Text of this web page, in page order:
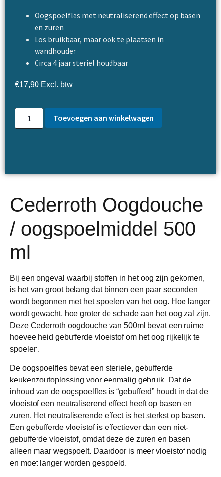
Oogspoelfles met neutraliserend effect op basen
en zuren
Los bruikbaar, maar ook te plaatsen in
wandhouder
Circa 4 jaar steriel houdbaar
€17,90 Excl. btw
Toevoegen aan winkelwagen
Cederroth Oogdouche
/ oogspoelmiddel 500
ml
Bij een ongeval waarbij stoffen in het oog zijn gekomen,
is het van groot belang dat binnen een paar seconden
wordt begonnen met het spoelen van het oog. Hoe langer
wordt gewacht, hoe groter de schade aan het oog zal zijn.
Deze Cederroth oogdouche van 500ml bevat een ruime
hoeveelheid gebufferde vloeistof om het oog rijkelijk te
spoelen.
De oogspoelfles bevat een steriele, gebufferde
keukenzoutoplossing voor eenmalig gebruik. Dat de
inhoud van de oogspoelfles is “gebufferd” houdt in dat de
vloeistof een neutraliserend effect heeft op basen en
zuren. Het neutraliserende effect is het sterkst op basen.
Een gebufferde vloeistof is effectiever dan een niet-
gebufferde vloeistof, omdat deze de zuren en basen
alleen maar wegspoelt. Daardoor is meer vloeistof nodig
en moet langer worden gespoeld.